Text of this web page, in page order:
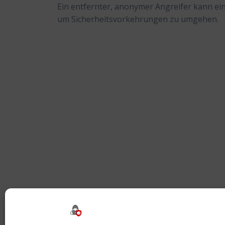
Ein entfernter, anonymer Angreifer kann
um Sicherheitsvorkehrungen zu umgehen.